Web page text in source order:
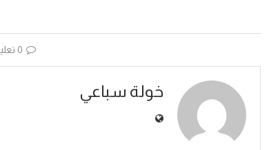
0 تعليقات
خولة سباعي